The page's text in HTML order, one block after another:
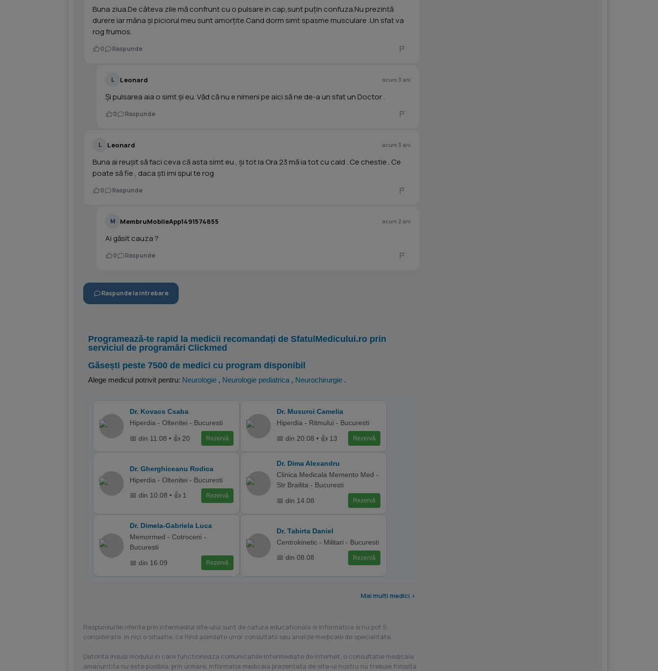
Buna ziua.De câteva zile mă confrunt cu o pulsare in cap,sunt puțin confuza.Nu prezintă
durere iar mâna și piciorul meu sunt amorțite.Cand dorm simt spasme musculare .Un sfat va
rog frumos.
0 Raspunde
L Leonard acum 3 ani
Și pulsarea aia o simt și eu. Văd că nu e nimeni pe aici să ne de-a un sfat un Doctor .
0 Raspunde
L Leonard acum 3 ani
Buna ai reușit să faci ceva că asta simt eu , și tot la Ora 23 mă ia tot cu cald . Ce chestie . Ce
poate să fie , daca ști imi spui te rog
0 Raspunde
M MembruMobileApp1491574855 acum 2 ani
Ai găsit cauza ?
0 Raspunde
Raspunde la intrebare
Programează-te rapid la medicii recomandați de SfatulMedicului.ro prin
serviciul de programări Clickmed
Găsești peste 7500 de medici cu program disponibil
Alege medicul potrivit pentru: Neurologie , Neurologie pediatrica , Neurochirurgie .
Dr. Kovacs Csaba
Hiperdia - Oltenitei - Bucuresti
📅 din 11.08 • 👍 20
Rezervă
Dr. Musuroi Camelia
Hiperdia - Ritmului - Bucuresti
📅 din 20.08 • 👍 13
Rezervă
Dr. Gherghiceanu Rodica
Hiperdia - Oltenitei - Bucuresti
📅 din 10.08 • 👍 1
Rezervă
Dr. Dima Alexandru
Clinica Medicala Memento Med -
Str Brailita - Bucuresti
📅 din 14.08
Rezervă
Dr. Dimela-Gabriela Luca
Memormed - Cotroceni -
Bucuresti
📅 din 16.09
Rezervă
Dr. Tabirta Daniel
Centrokinetic - Militari - Bucuresti
📅 din 08.08
Rezervă
Mai multi medici >
Raspunsurile oferite prin intermediul site-ului sunt de natura educationala si informativa si nu pot fi
considerate, in nici o situatie, ca fiind asimilate unor consultatii sau analize medicale de specialitate.
Datorita insusi modului in care functioneaza comunicatiile intermediate de internet, o consultatie medicala
amanuntita nu este posibila, prin urmare, informatia medicala prezentata de site-ul nostru nu trebuie folosita